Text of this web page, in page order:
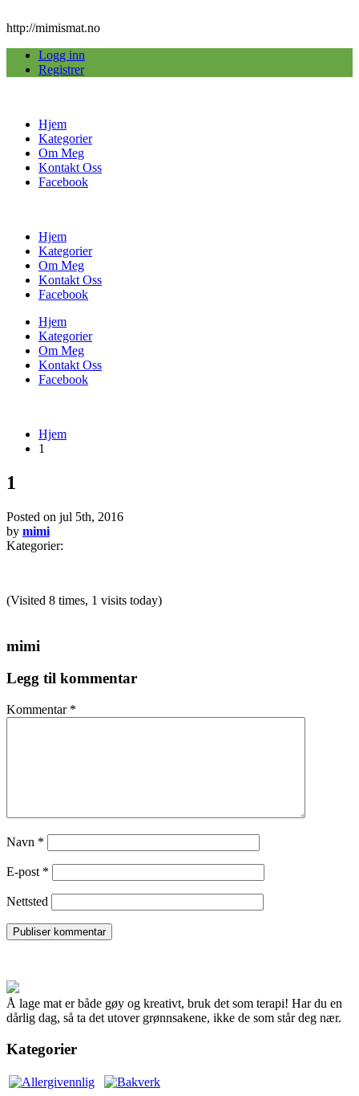
http://mimismat.no
Logg inn
Registrer
Hjem
Kategorier
Om Meg
Kontakt Oss
Facebook
Hjem
Kategorier
Om Meg
Kontakt Oss
Facebook
Hjem
Kategorier
Om Meg
Kontakt Oss
Facebook
Hjem
1
1
Posted on jul 5th, 2016
by mimi
Kategorier:
(Visited 8 times, 1 visits today)
mimi
Legg til kommentar
Kommentar *
Navn *
E-post *
Nettsted
Å lage mat er både gøy og kreativt, bruk det som terapi! Har du en
dårlig dag, så ta det utover grønnsakene, ikke de som står deg nær.
Kategorier